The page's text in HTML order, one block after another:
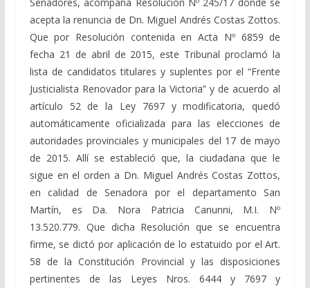
acepta la renuncia de Dn. Miguel Andrés Costas Zottos.
Que por Resolución contenida en Acta Nº 6859 de
fecha 21 de abril de 2015, este Tribunal proclamó la
lista de candidatos titulares y suplentes por el “Frente
Justicialista Renovador para la Victoria” y de acuerdo al
artículo 52 de la Ley 7697 y modificatoria, quedó
automáticamente oficializada para las elecciones de
autoridades provinciales y municipales del 17 de mayo
de 2015. Allí se estableció que, la ciudadana que le
sigue en el orden a Dn. Miguel Andrés Costas Zottos,
en calidad de Senadora por el departamento San
Martín, es Da. Nora Patricia Canunni, M.I. Nº
13.520.779. Que dicha Resolución que se encuentra
firme, se dictó por aplicación de lo estatuido por el Art.
58 de la Constitución Provincial y las disposiciones
pertinentes de las Leyes Nros. 6444 y 7697 y